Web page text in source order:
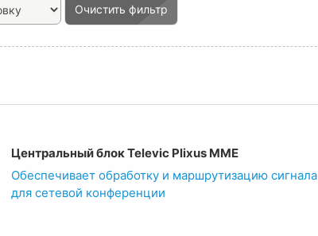
Очистить фильтр
Центральный блок Televic Plixus MME
Обеспечивает обработку и маршрутизацию сигнала
для сетевой конференции